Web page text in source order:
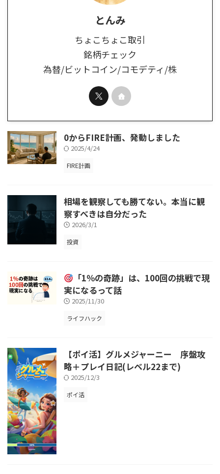
とんみ
ちょこちょこ取引
銘柄チェック
為替/ビットコイン/コモデティ/株
0からFIRE計画、発動しました
2025/4/24
FIRE計画
相場を観察しても勝てない。本当に観
察すべきは自分だった
2026/3/1
投資
「1％の奇跡」は、100回の挑戦で現
実になるって話
2025/11/30
ライフハック
【ポイ活】グルメジャーニー 序盤攻
略＋プレイ日記(レベル22まで)
2025/12/3
ポイ活